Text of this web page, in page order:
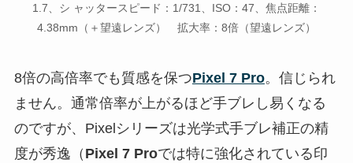
1.7、シ ャッタースピード：1/731、ISO：47、焦点距離：
4.38mm（＋望遠レンズ） 拡大率：8倍（望遠レンズ）
8倍の高倍率でも質感を保つPixel 7 Pro。信じられ
ません。通常倍率が上がるほど手ブレし易くなる
のですが、Pixelシリーズは光学式手ブレ補正の精
度が秀逸（ Pixel 7 Proでは特に強化されている印